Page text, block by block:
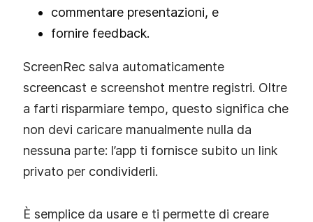
commentare presentazioni, e
fornire feedback.
ScreenRec salva automaticamente
screencast e screenshot mentre registri. Oltre
a farti risparmiare tempo, questo significa che
non devi caricare manualmente nulla da
nessuna parte: l’app ti fornisce subito un link
privato per condividerli.
È semplice da usare e ti permette di creare